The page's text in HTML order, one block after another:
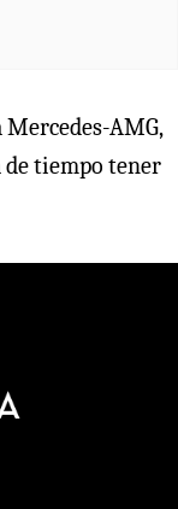
Mercedes-AMG,
de tiempo tener